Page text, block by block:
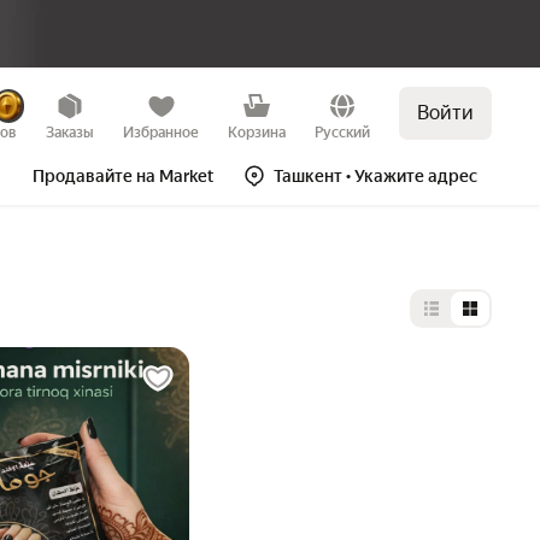
Заказы Избранное Корзина Русский
Войти
Продавайте на Market Ташкент• Укажите адрес
Выбор типа